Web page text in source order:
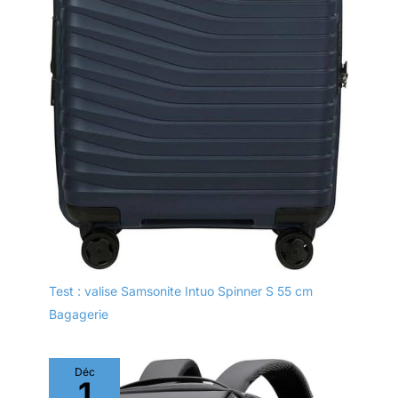
Test : valise Samsonite Intuo Spinner S 55 cm
Bagagerie
Déc